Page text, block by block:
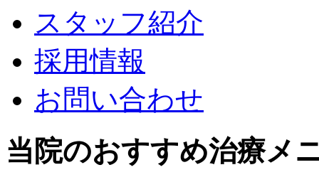
スタッフ紹介
採用情報
お問い合わせ
当院のおすすめ治療メ